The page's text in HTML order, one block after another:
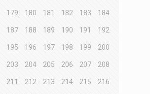
179 180 181 182 183 184
187 188 189 190 191 192
195 196 197 198 199 200
203 204 205 206 207 208
211 212 213 214 215 216